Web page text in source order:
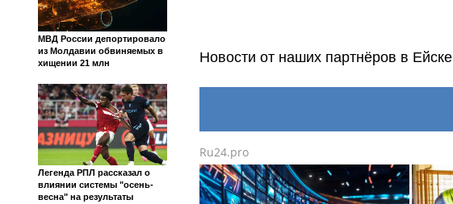
МВД России депортировало
из Молдавии обвиняемых в
хищении 21 млн
Легенда РПЛ рассказал о
влиянии системы "осень-
весна" на результаты
Новости от наших партнёров в Ейске
Ru24.pro